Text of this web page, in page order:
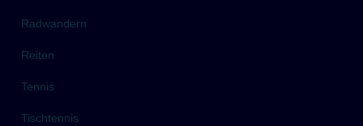
Radwandern
Reiten
Tennis
Tischtennis